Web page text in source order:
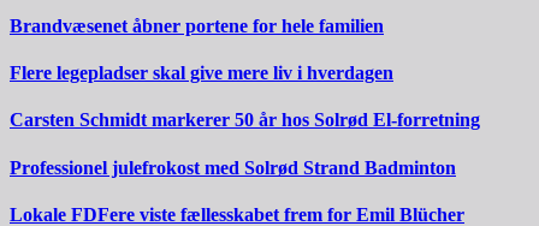
Brandvæsenet åbner portene for hele familien
Flere legepladser skal give mere liv i hverdagen
Carsten Schmidt markerer 50 år hos Solrød El-forretning
Professionel julefrokost med Solrød Strand Badminton
Lokale FDFere viste fællesskabet frem for Emil Blücher